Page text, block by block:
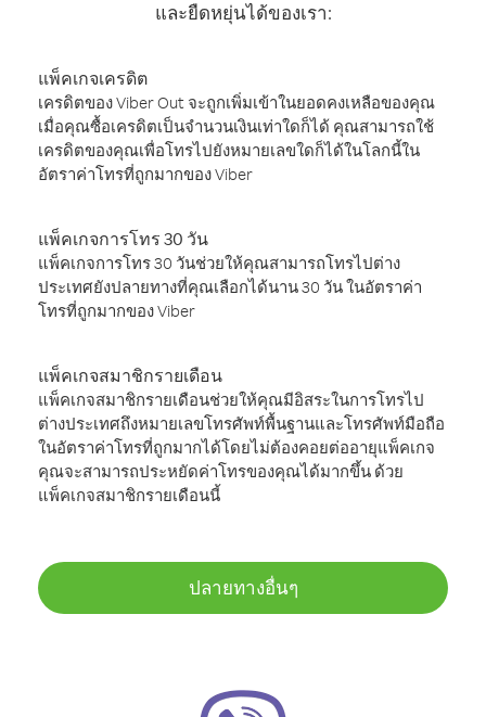
และยืดหยุ่นได้ของเรา:
แพ็คเกจเครดิต
เครดิตของ Viber Out จะถูกเพิ่มเข้าในยอดคงเหลือของคุณ
เมื่อคุณซื้อเครดิตเป็นจำนวนเงินเท่าใดก็ได้ คุณสามารถใช้
เครดิตของคุณเพื่อโทรไปยังหมายเลขใดก็ได้ในโลกนี้ใน
อัตราค่าโทรที่ถูกมากของ Viber
แพ็คเกจการโทร 30 วัน
แพ็คเกจการโทร 30 วันช่วยให้คุณสามารถโทรไปต่าง
ประเทศยังปลายทางที่คุณเลือกได้นาน 30 วัน ในอัตราค่า
โทรที่ถูกมากของ Viber
แพ็คเกจสมาชิกรายเดือน
แพ็คเกจสมาชิกรายเดือนช่วยให้คุณมีอิสระในการโทรไป
ต่างประเทศถึงหมายเลขโทรศัพท์พื้นฐานและโทรศัพท์มือถือ
ในอัตราค่าโทรที่ถูกมากได้โดยไม่ต้องคอยต่ออายุแพ็คเกจ
คุณจะสามารถประหยัดค่าโทรของคุณได้มากขึ้น ด้วย
แพ็คเกจสมาชิกรายเดือนนี้
ปลายทางอื่นๆ